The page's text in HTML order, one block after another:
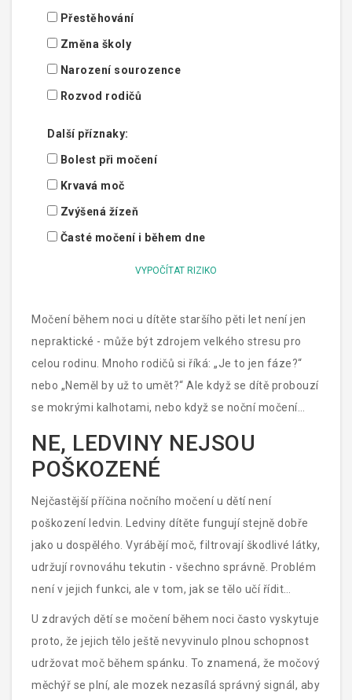
Přestěhování
Změna školy
Narození sourozence
Rozvod rodičů
Další příznaky:
Bolest při močení
Krvavá moč
Zvýšená žízeň
Časté močení i během dne
VYPOČÍTAT RIZIKO
Močení během noci u dítěte staršího pěti let není jen
nepraktické - může být zdrojem velkého stresu pro
celou rodinu. Mnoho rodičů si říká: „Je to jen fáze?“
nebo „Neměl by už to umět?“ Ale když se dítě probouzí
se mokrými kalhotami, nebo když se noční močení
otázky: Co vadí ledvinám
? Je to problém s ledvinami
vůbec?
NE, LEDVINY NEJSOU
POŠKOZENÉ
Nejčastější příčina nočního močení u dětí není
poškození ledvin. Ledviny dítěte fungují stejně dobře
jako u dospělého. Vyrábějí moč, filtrovají škodlivé látky,
udržují rovnováhu tekutin - všechno správně. Problém
není v jejich funkci, ale v tom, jak se tělo učí řídit
močení během spánku.
U zdravých dětí se močení během noci často vyskytuje
proto, že jejich tělo ještě nevyvinulo plnou schopnost
udržovat moč během spánku. To znamená, že močový
měchýř se plní, ale mozek nezasílá správný signál, aby